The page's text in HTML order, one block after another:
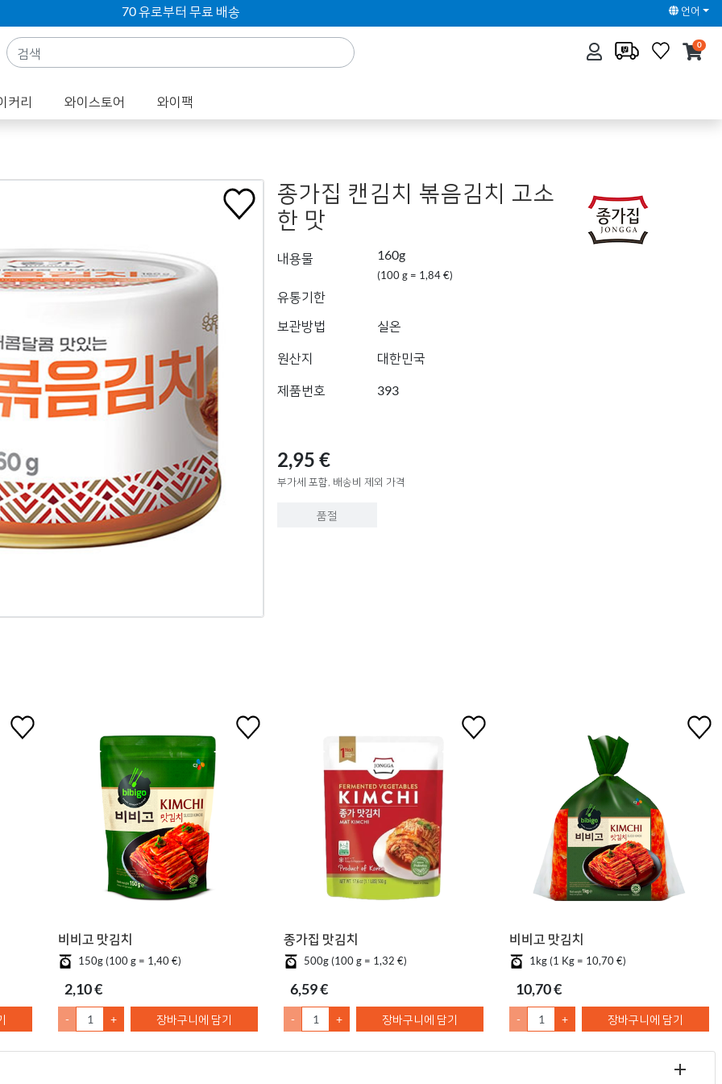
70 유로부터 무료 배송 언어
0
커리 와이스토어 와이팩
종가집 캔김치 볶음김치 고소
한 맛
내용물 160g
(100 g = 1,84 €)
유통기한
보관방법
실온
원산지 대한민국
제품번호 393
2,95 €
부가세 포함, 배송비 제외 가격
품절
비비고 맛김치
150g (100 g = 1,40 €)
2,10 €
- + 장바구니에 담기
종가집 맛김치
500g (100 g = 1,32 €)
6,59 €
- + 장바구니에 담기
비비고 맛김치
1kg (1 Kg = 10,70 €)
10,70 €
- + 장바구니에 담기